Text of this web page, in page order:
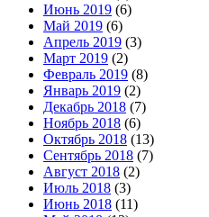
Июнь 2019 (6)
Май 2019 (6)
Апрель 2019 (3)
Март 2019 (2)
Февраль 2019 (8)
Январь 2019 (2)
Декабрь 2018 (7)
Ноябрь 2018 (6)
Октябрь 2018 (13)
Сентябрь 2018 (7)
Август 2018 (2)
Июль 2018 (3)
Июнь 2018 (11)